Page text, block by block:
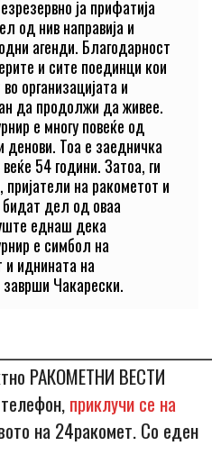
ја прифатија
од нив направија и
агенди. Благодарност
и сите поединци кои
организацијата и
да продолжи да живее.
е многу повеќе од
денови. Тоа е заедничка
54 години. Затоа, ги
на ракометот и
дел од оваа
еднаш дека
е симбол на
и иднината на
Чакарески.
РАКОМЕТНИ ВЕСТИ
приклучи се на
на 24ракомет. Со еден